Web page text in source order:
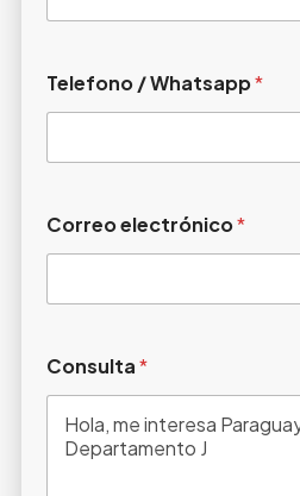
Telefono / Whatsapp*
Correo electrónico*
Consulta*